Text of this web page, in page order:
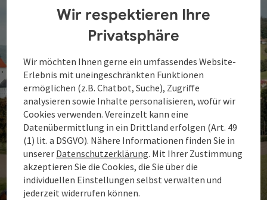
Wir respektieren Ihre
Privatsphäre
Wir möchten Ihnen gerne ein umfassendes Website-
Erlebnis mit uneingeschränkten Funktionen
ermöglichen (z.B. Chatbot, Suche), Zugriffe
analysieren sowie Inhalte personalisieren, wofür wir
Cookies verwenden. Vereinzelt kann eine
Datenübermittlung in ein Drittland erfolgen (Art. 49
(1) lit. a DSGVO). Nähere Informationen finden Sie in
unserer Datenschutzerklärung. Mit Ihrer Zustimmung
akzeptieren Sie die Cookies, die Sie über die
individuellen Einstellungen selbst verwalten und
jederzeit widerrufen können.